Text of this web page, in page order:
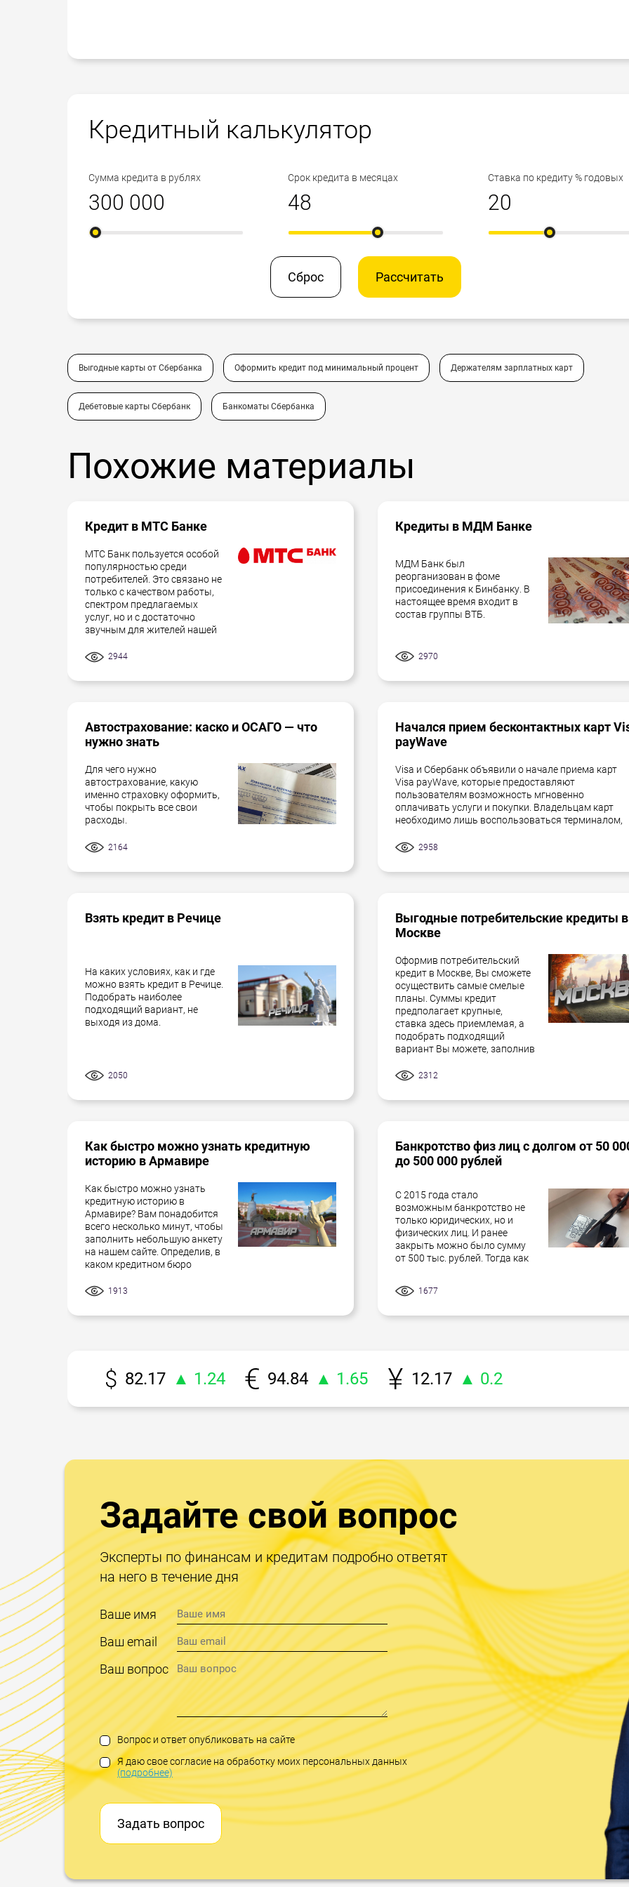
Кредитный калькулятор
Сумма кредита в рублях Срок кредита в месяцах Ставка по кредиту % годовых
Сброс Рассчитать
Выгодные карты от Сбербанка Оформить кредит под минимальный процент Держателям зарплатных карт
Дебетовые карты Сбербанк Банкоматы Сбербанка
Похожие материалы
Кредит в МТС Банке
МТС Банк пользуется особой
популярностью среди
потребителей. Это связано не
только с качеством работы,
спектром предлагаемых
услуг, но и с достаточно
звучным для жителей нашей
2944
Кредиты в МДМ Банке
МДМ Банк был
реорганизован в фоме
присоединения к Бинбанку. В
настоящее время входит в
состав группы ВТБ.
2970
Автострахование: каско и ОСАГО — что
нужно знать
Для чего нужно
автострахование, какую
именно страховку оформить,
чтобы покрыть все свои
расходы.
2164
Начался прием бесконтактных карт
payWave
Visa и Сбербанк объявили о начале приема карт
Visa payWave, которые предоставляют
пользователям возможность мгновенно
оплачивать услуги и покупки. Владельцам карт
необходимо лишь воспользоваться терминалом,
2958
Взять кредит в Речице
На каких условиях, как и где
можно взять кредит в Речице.
Подобрать наиболее
подходящий вариант, не
выходя из дома.
2050
Выгодные потребительские кредиты в
Москве
Оформив потребительский
кредит в Москве, Вы сможете
осуществить самые смелые
планы. Суммы кредит
предполагает крупные,
ставка здесь приемлемая, а
подобрать подходящий
вариант Вы можете, заполнив
2312
Как быстро можно узнать кредитную
историю в Армавире
Как быстро можно узнать
кредитную историю в
Армавире? Вам понадобится
всего несколько минут, чтобы
заполнить небольшую анкету
на нашем сайте. Определив, в
каком кредитном бюро
1913
Банкротство физ лиц с долгом от 50
до 500 000 рублей
С 2015 года стало
возможным банкротство не
только юридических, но и
физических лиц. И ранее
закрыть можно было сумму
от 500 тыс. рублей. Тогда как
1677
82.17 ▲ 1.24 94.84 ▲ 1.65 12.17 ▲ 0.2
Задайте свой вопрос
Эксперты по финансам и кредитам подробно ответят
на него в течение дня
Ваше имя
Ваш email
Ваш вопрос
Вопрос и ответ опубликовать на сайте
Я даю свое согласие на обработку моих персональных данных
(подробнее)
Задать вопрос